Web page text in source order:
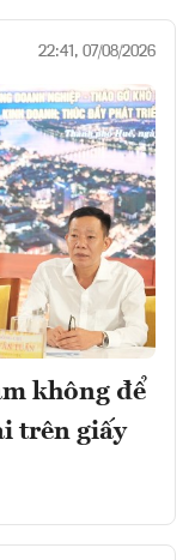
22:41, 07/08/2026
không để
trên giấy